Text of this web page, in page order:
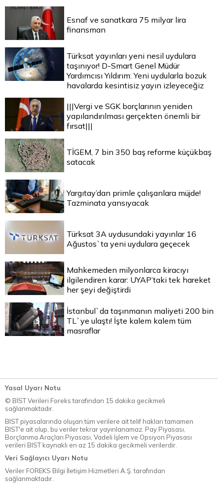
Esnaf ve sanatkara 75 milyar lira
finansman
Türksat yayınları yeni nesil uydulara
taşınıyor! D-Smart Genel Müdür
Yardımcısı Yıldırım: Yeni uydularla bozuk
havalarda kesintisiz yayın izleyeceğiz
|||Vergi ve SGK borçlarının yeniden
yapılandırılması gerçekten önemli bir
fırsat|||
TİGEM, 7 bin 350 baş reforme küçükbaş
satacak
Yargıtay’dan primle çalışanlara müjde!
Tazminata yansıyacak
Türksat 3A uydusundaki yayınlar 16
Ağustos`ta yeni uydulara geçecek
Mahkemeden milyonlarca kiracıyı
ilgilendiren karar: UYAP’taki tek hareket
her şeyi değiştirdi
İstanbul`da taşınmanın maliyeti 200 bin
TL`ye ulaştı! İşte kalem kalem tüm
masraflar
Yasal Uyarı Notu
© BİST Verileri Foreks tarafından 15 dakika gecikmeli
sağlanmaktadır.
BIST piyasalarında oluşan tüm verilere ait telif hakları tamamen
BIST'e ait olup, bu veriler tekrar yayınlanamaz. Pay Piyasası,
Borçlanma Araçları Piyasası, Vadeli İşlem ve Opsiyon Piyasası
verileri BIST kaynaklı en az 15 dakika gecikmeli verilerdir.
Veri Sağlayıcı Uyarı Notu
Veriler FOREKS Bilgi İletişim Hizmetleri A.Ş. tarafından
sağlanmaktadır.